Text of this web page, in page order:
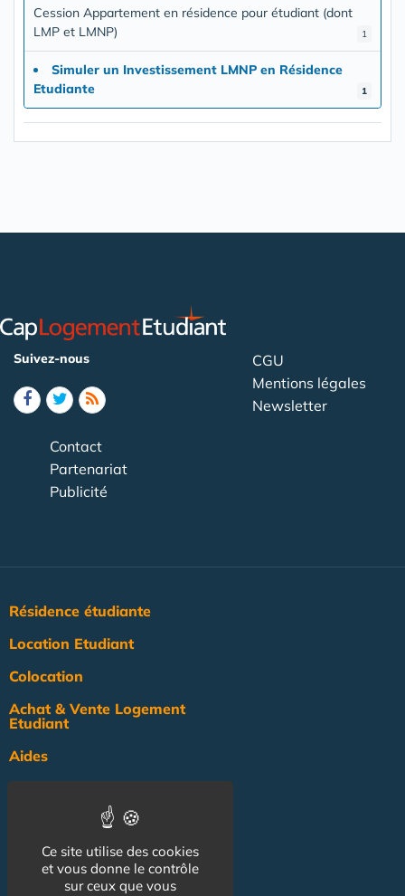
Cession Appartement en résidence pour étudiant (dont
LMP et LMNP)
1
Simuler un Investissement LMNP en Résidence
Etudiante
1
Suivez-nous
CGU
Mentions légales
Newsletter
Contact
Partenariat
Publicité
Résidence étudiante
Location Etudiant
Colocation
Achat & Vente Logement
Etudiant
Aides
NOS AUTRES SITES :
Ce site utilise des cookies
et vous donne le contrôle
sur ceux que vous